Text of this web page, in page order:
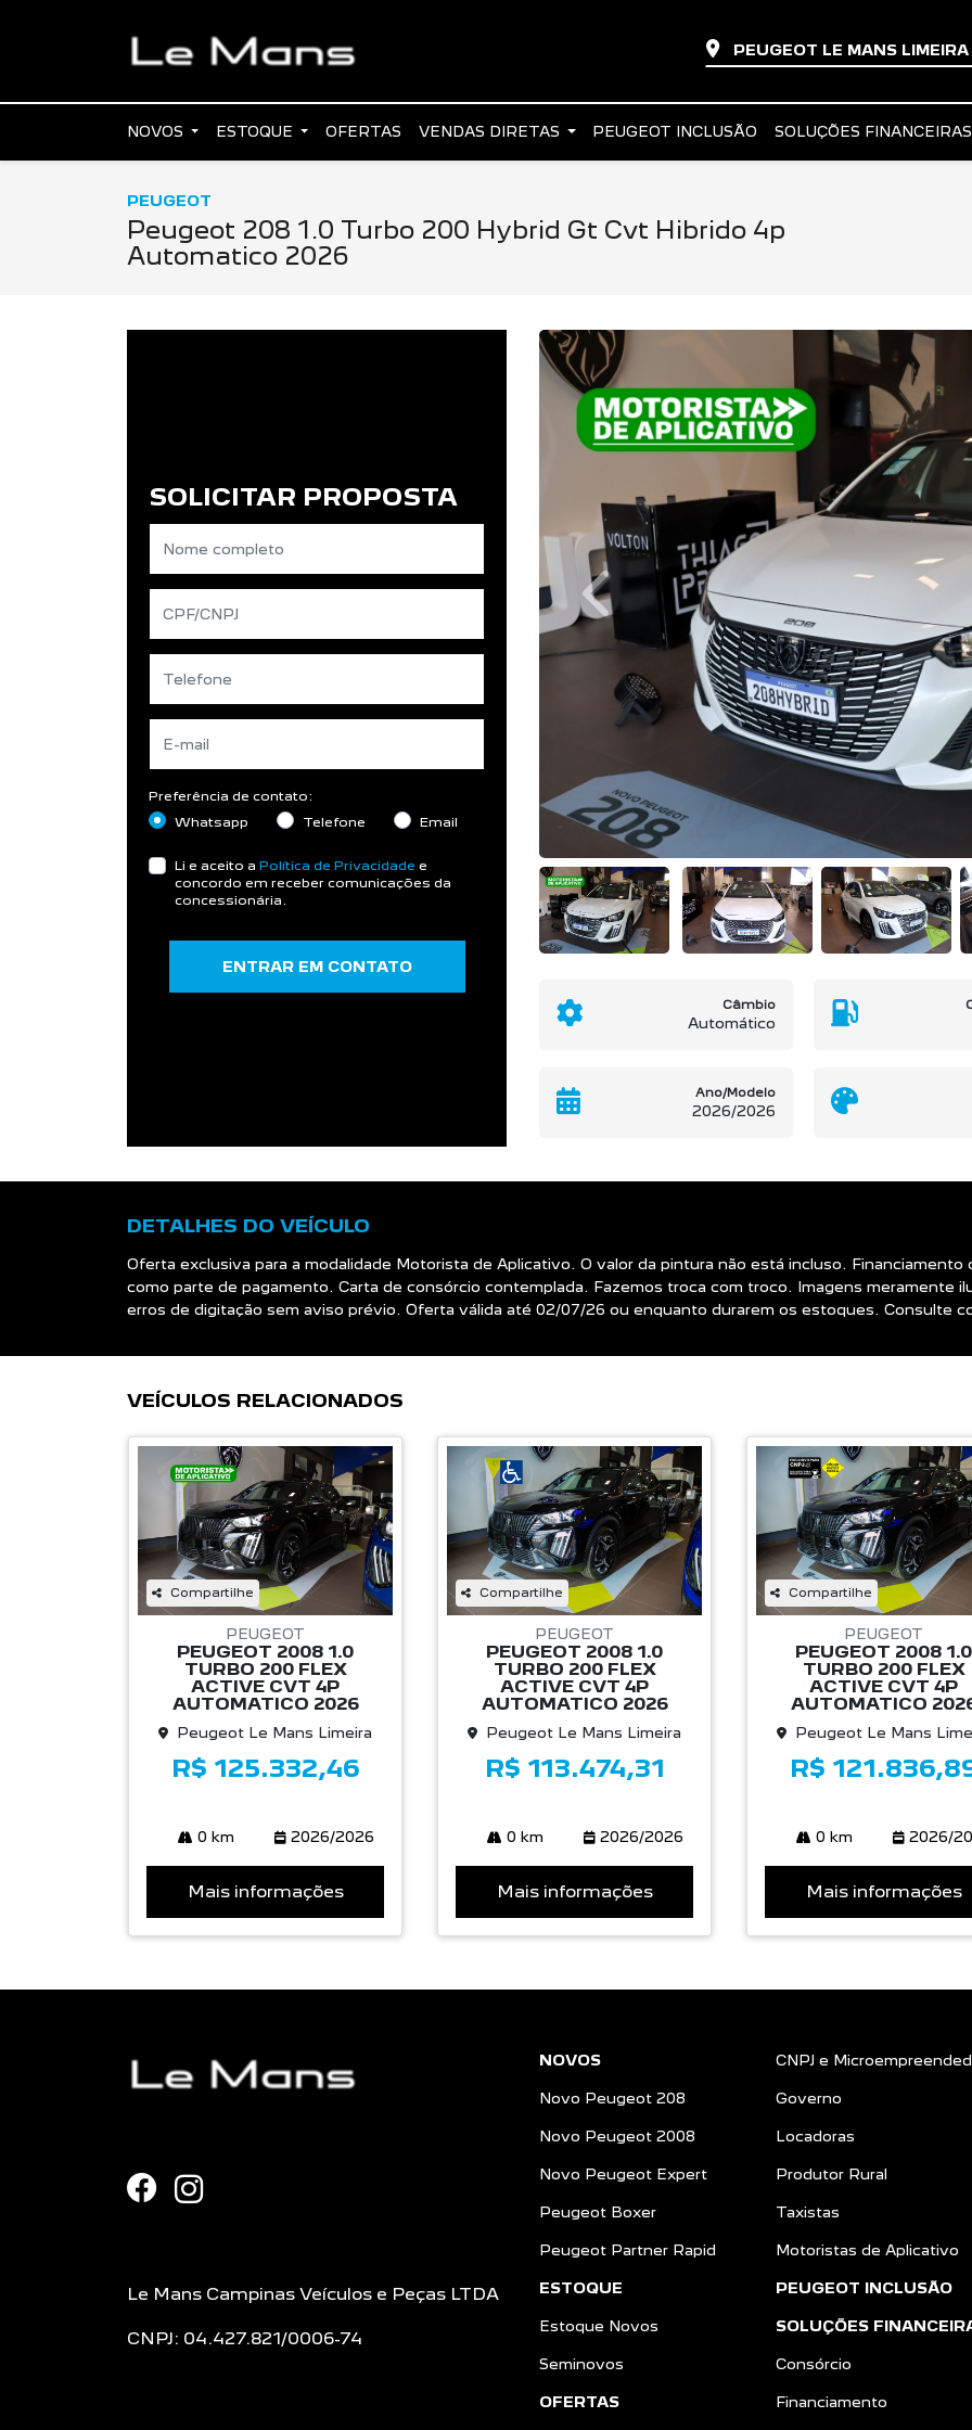
PEUGEOT LE MANS LIMEIRA
NOVOS ESTOQUE OFERTAS VENDAS DIRETAS PEUGEOT INCLUSÃO SOLUÇÕES
PEUGEOT
Peugeot 208 1.0 Turbo 200 Hybrid Gt Cvt Hibrido 4p
Automatico 2026
Previous
Câmbio
Automático
Ano/Modelo
2026/2026
SOLICITAR PROPOSTA
Preferência de contato:
Whatsapp
Telefone Email
Li e aceito a Política de Privacidade e
concordo em receber comunicações da
concessionária.
ENTRAR EM CONTATO
DETALHES DO VEÍCULO
Oferta exclusiva para a modalidade Motorista de Aplicativo. O valor da pintura não está incluso.
como parte de pagamento. Carta de consórcio contemplada. Fazemos troca com troco. Imagens meramente
erros de digitação sem aviso prévio. Oferta válida até 02/07/26 ou enquanto durarem os estoques. Consulte
VEÍCULOS RELACIONADOS
Compartilhe
PEUGEOT
PEUGEOT 2008 1.0
TURBO 200 FLEX
ACTIVE CVT 4P
AUTOMATICO 2026
Peugeot Le Mans Limeira
R$ 125.332,46
0 km 2026/2026
Mais informações
Compartilhe
PEUGEOT
PEUGEOT 2008 1.0
TURBO 200 FLEX
ACTIVE CVT 4P
AUTOMATICO 2026
Peugeot Le Mans Limeira
R$ 113.474,31
0 km 2026/2026
Mais informações
Compartilhe
PEUGEOT
PEUGEOT 2008 1.0
TURBO 200 FLEX
ACTIVE CVT 4P
AUTOMATICO
Peugeot Le Mans
R$
0 km 2026/
Mais informações
Le Mans Campinas Veículos e Peças LTDA
CNPJ: 04.427.821/0006-74
NOVOS
Novo Peugeot 208
Novo Peugeot 2008
Novo Peugeot Expert
Peugeot Boxer
Peugeot Partner Rapid
ESTOQUE
Estoque Novos
Seminovos
OFERTAS
CNPJ e
Governo
Locadoras
Produtor Rural
Taxistas
Motoristas de Aplicativo
PEUGEOT INCLUSÃO
SOLUÇÕES
Consórcio
Financiamento